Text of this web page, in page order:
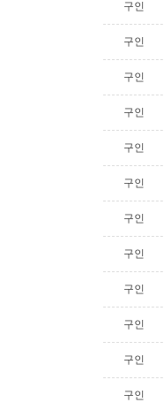
구인
구인
구인
구인
구인
구인
구인
구인
구인
구인
구인
구인